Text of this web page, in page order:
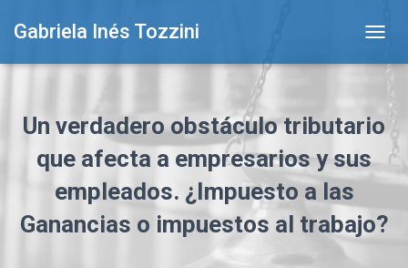
Gabriela Inés Tozzini
O
E
G
Un verdadero obstáculo tributario
que afecta a empresarios y sus
empleados. ¿Impuesto a las
Ganancias o impuestos al trabajo?